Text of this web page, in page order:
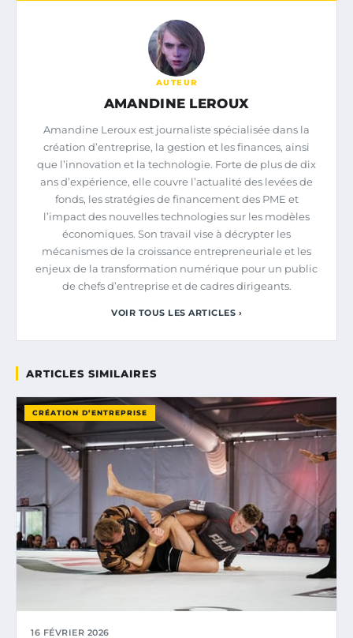
AUTEUR
AMANDINE LEROUX
Amandine Leroux est journaliste spécialisée dans la
création d’entreprise, la gestion et les finances, ainsi
que l’innovation et la technologie. Forte de plus de dix
ans d’expérience, elle couvre l’actualité des levées de
fonds, les stratégies de financement des PME et
l’impact des nouvelles technologies sur les modèles
économiques. Son travail vise à décrypter les
mécanismes de la croissance entrepreneuriale et les
enjeux de la transformation numérique pour un public
de chefs d’entreprise et de cadres dirigeants.
VOIR TOUS LES ARTICLES ›
ARTICLES SIMILAIRES
CRÉATION D’ENTREPRISE
16 FÉVRIER 2026